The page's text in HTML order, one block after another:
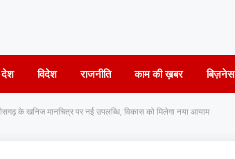
देश विदेश राजनीति काम की ख़बर बिज़नेस
के खनिज मानचित्र पर नई उपलब्धि, विकास को मिलेगा नया आयाम